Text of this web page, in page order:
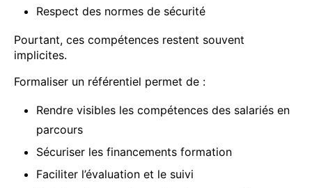
Respect des normes de sécurité
Pourtant, ces compétences restent souvent
implicites.
Formaliser un référentiel permet de :
Rendre visibles les compétences des salariés en
parcours
Sécuriser les financements formation
Faciliter l’évaluation et le suivi